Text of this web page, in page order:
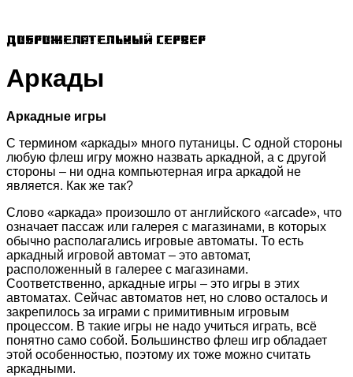
Доброжелательный сервер
Аркады
Аркадные игры
С термином «аркады» много путаницы. С одной стороны
любую флеш игру можно назвать аркадной, а с другой
стороны – ни одна компьютерная игра аркадой не
является. Как же так?
Слово «аркада» произошло от английского «arcade», что
означает пассаж или галерея с магазинами, в которых
обычно располагались игровые автоматы. То есть
аркадный игровой автомат – это автомат,
расположенный в галерее с магазинами.
Соответственно, аркадные игры – это игры в этих
автоматах. Сейчас автоматов нет, но слово осталось и
закрепилось за играми с примитивным игровым
процессом. В такие игры не надо учиться играть, всё
понятно само собой. Большинство флеш игр обладает
этой особенностью, поэтому их тоже можно считать
аркадными.